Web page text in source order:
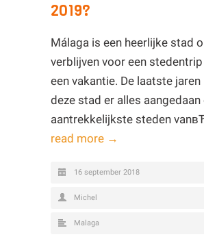
2019?
Málaga is een heerlijke stad
verblijven voor een
een vakantie. De laatste jaren
deze stad er alles
aantrekkelijkste steden
read more →
16 september 2018
Michel
Malaga